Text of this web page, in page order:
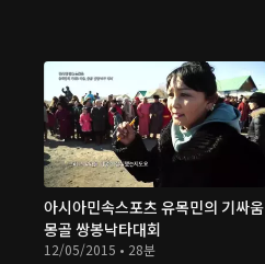
아시아민속스포츠 유목민의 기싸움
몽골 쌍봉낙타대회
12/05/2015 • 28분